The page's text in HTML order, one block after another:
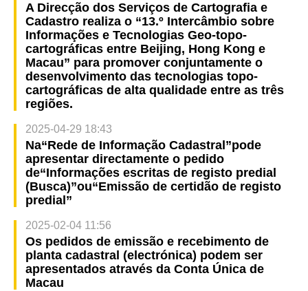
A Direcção dos Serviços de Cartografia e
Cadastro realiza o “13.º Intercâmbio sobre
Informações e Tecnologias Geo-topo-
cartográficas entre Beijing, Hong Kong e
Macau” para promover conjuntamente o
desenvolvimento das tecnologias topo-
cartográficas de alta qualidade entre as três
regiões.
2025-04-29 18:43
Na“Rede de Informação Cadastral”pode
apresentar directamente o pedido
de“Informações escritas de registo predial
(Busca)”ou“Emissão de certidão de registo
predial”
2025-02-04 11:56
Os pedidos de emissão e recebimento de
planta cadastral (electrónica) podem ser
apresentados através da Conta Única de
Macau